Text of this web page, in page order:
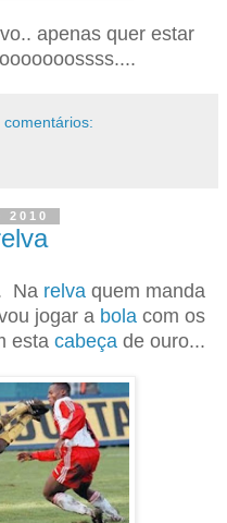
apenas quer estar
comentários:
2010
Na relvaquem manda
jogar a bola com os
esta cabeça de ouro...